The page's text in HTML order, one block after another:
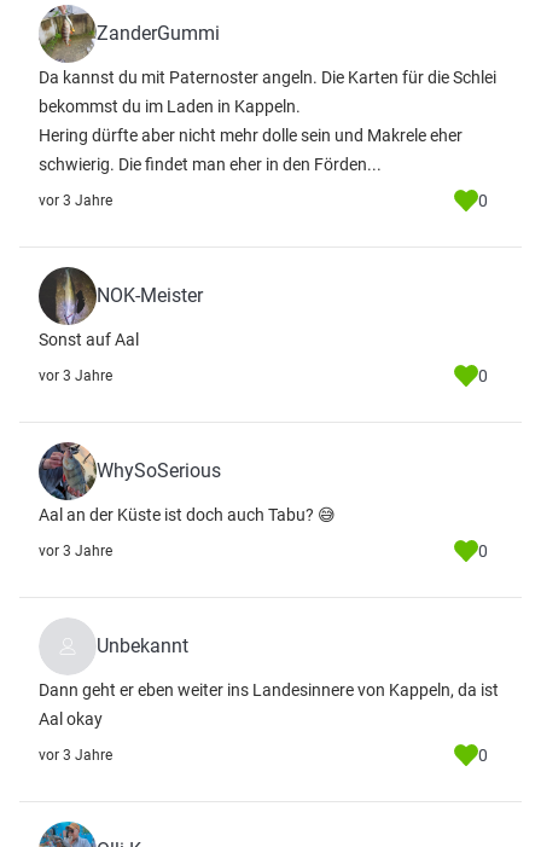
ZanderGummi
Da kannst du mit Paternoster angeln. Die Karten für die Schlei
bekommst du im Laden in Kappeln.
Hering dürfte aber nicht mehr dolle sein und Makrele eher
schwierig. Die findet man eher in den Förden...
vor 3 Jahre 0
NOK-Meister
Sonst auf Aal
vor 3 Jahre 0
WhySoSerious
Aal an der Küste ist doch auch Tabu? 😅
vor 3 Jahre 0
Unbekannt
Dann geht er eben weiter ins Landesinnere von Kappeln, da ist
Aal okay
vor 3 Jahre 0